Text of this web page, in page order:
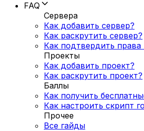
FAQ
Сервера
Как добавить сервер?
Как раскрутить сервер?
Как подтвердить права
Проекты
Как добавить проект?
Как раскрутить проект?
Баллы
Как получить
Как настроить скрипт
Прочее
Все гайды